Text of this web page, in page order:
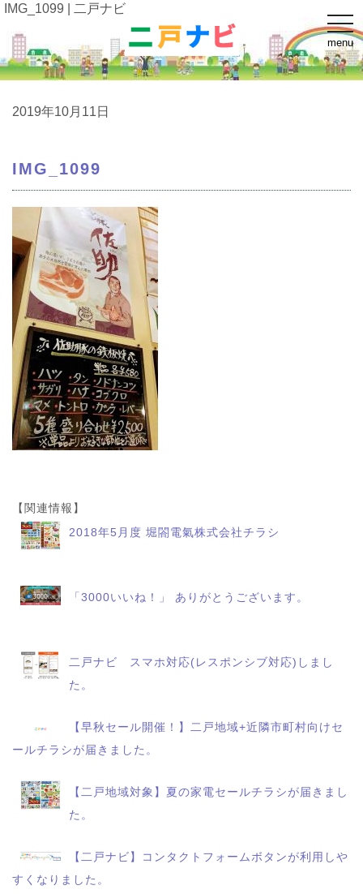
t
o
g
g
l
e
o
menu
IMG_1099 | 二戸ナビ
2019年10月11日
IMG_1099
【関連情報】
2018年5月度 堀閤電氣株式会社チラシ
「3000いいね！」 ありがとうございます。
二戸ナビ スマホ対応(レスポンシブ対応)しまし
た。
【早秋セール開催！】二戸地域+近隣市町村向けセ
ールチラシが届きました。
【二戸地域対象】夏の家電セールチラシが届きまし
た。
【二戸ナビ】コンタクトフォームボタンが利用しや
すくなりました。